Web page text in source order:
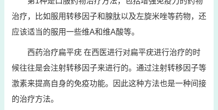
治疗，比如服用转移因子和腺肽以及左旋米唑等药物，还
应该适当的服用一些维A和维A酸等。
西药治疗扁平疣 在西医进行对扁平疣进行治疗的时
候往往是会注射转移因子来进行的。通过注射转移因子等
激素来提高自身的免疫功能。因此这种方法也是一种间接
的治疗方法。